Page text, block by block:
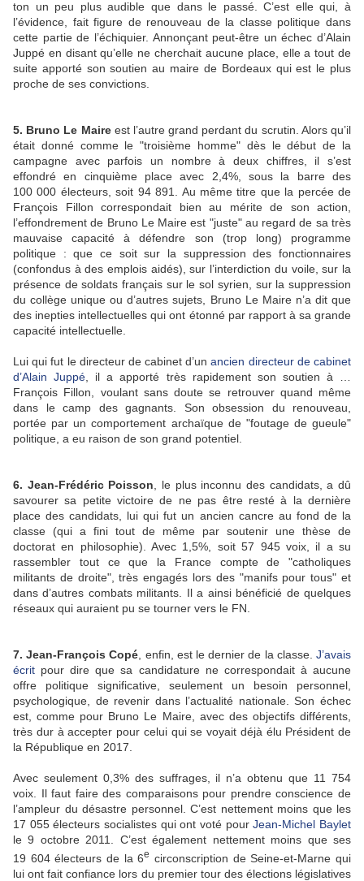
ton un peu plus audible que dans le passé. C’est elle qui, à
l’évidence, fait figure de renouveau de la classe politique dans
cette partie de l’échiquier. Annonçant peut-être un échec d’Alain
Juppé en disant qu’elle ne cherchait aucune place, elle a tout de
suite apporté son soutien au maire de Bordeaux qui est le plus
proche de ses convictions.
5. Bruno Le Maireest l’autre grand perdant du scrutin. Alors qu’il
était donné comme le "troisième homme" dès le début de la
campagne avec parfois un nombre à deux chiffres, il s’est
effondré en cinquième place avec 2,4%, sous la barre des
100 000 électeurs, soit 94 891. Au même titre que la percée de
François Fillon correspondait bien au mérite de son action,
l’effondrement de Bruno Le Maire est "juste" au regard de sa très
mauvaise capacité à défendre son (trop long) programme
politique : que ce soit sur la suppression des fonctionnaires
(confondus à des emplois aidés), sur l’interdiction du voile, sur la
présence de soldats français sur le sol syrien, sur la suppression
du collège unique ou d’autres sujets, Bruno Le Maire n’a dit que
des inepties intellectuelles qui ont étonné par rapport à sa grande
capacité intellectuelle.
Lui qui fut le directeur de cabinet d’unancien directeur de cabinet
d’Alain Juppé , il a apporté très rapidement son soutien à …
François Fillon, voulant sans doute se retrouver quand même
dans le camp des gagnants. Son obsession du renouveau,
portée par un comportement archaïque de "foutage de gueule"
politique, a eu raison de son grand potentiel.
6. Jean-Frédéric Poisson , le plus inconnu des candidats, a dû
savourer sa petite victoire de ne pas être resté à la dernière
place des candidats, lui qui fut un ancien cancre au fond de la
classe (qui a fini tout de même par soutenir une thèse de
doctorat en philosophie). Avec 1,5%, soit 57 945 voix, il a su
rassembler tout ce que la France compte de "catholiques
militants de droite", très engagés lors des "manifs pour tous" et
dans d’autres combats militants. Il a ainsi bénéficié de quelques
réseaux qui auraient pu se tourner vers le FN.
7. Jean-François Copé , enfin, est le dernier de la classe.J’avais
écrit pour dire que sa candidature ne correspondait à aucune
offre politique significative, seulement un besoin personnel,
psychologique, de revenir dans l’actualité nationale. Son échec
est, comme pour Bruno Le Maire, avec des objectifs différents,
très dur à accepter pour celui qui se voyait déjà élu Président de
la République en 2017.
Avec seulement 0,3% des suffrages, il n’a obtenu que 11 754
voix. Il faut faire des comparaisons pour prendre conscience de
l’ampleur du désastre personnel. C’est nettement moins que les
17 055 électeurs socialistes qui ont voté pourJean-Michel Baylet
le 9 octobre 2011. C’est également nettement moins que ses
19 604 électeurs de la 6e circonscription de Seine-et-Marne qui
lui ont fait confiance lors du premier tour des élections législatives